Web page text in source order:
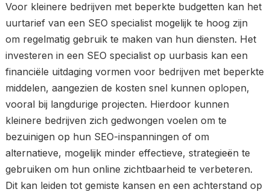
Voor kleinere bedrijven met beperkte budgetten kan het
uurtarief van een SEO specialist mogelijk te hoog zijn
om regelmatig gebruik te maken van hun diensten. Het
investeren in een SEO specialist op uurbasis kan een
financiële uitdaging vormen voor bedrijven met beperkte
middelen, aangezien de kosten snel kunnen oplopen,
vooral bij langdurige projecten. Hierdoor kunnen
kleinere bedrijven zich gedwongen voelen om te
bezuinigen op hun SEO-inspanningen of om
alternatieve, mogelijk minder effectieve, strategieën te
gebruiken om hun online zichtbaarheid te verbeteren.
Dit kan leiden tot gemiste kansen en een achterstand op